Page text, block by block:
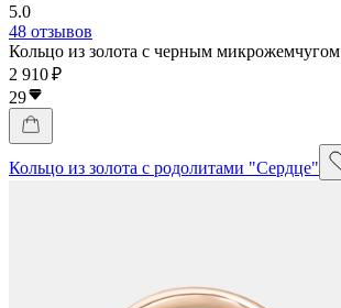
5.0
48 отзывов
Кольцо из золота с черным микрожемчугом
2 910 ₽
29
Кольцо из золота с родолитами "Сердце"